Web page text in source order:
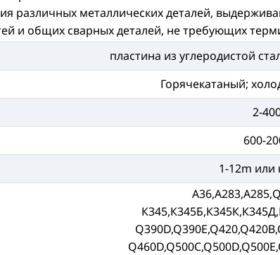
различных металлических деталей,
и общих сварных деталей, не требующих
пластина из углеродистой
Горячекатаный;
2-
600-
1-12m или